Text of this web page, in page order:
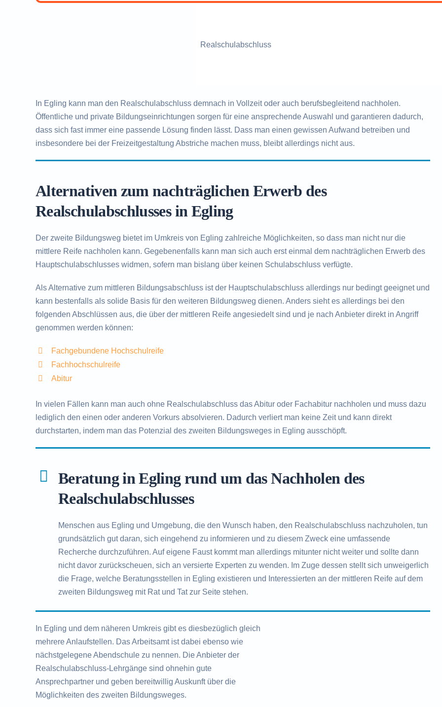
Realschulabschluss
In Egling kann man den Realschulabschluss demnach in Vollzeit oder auch berufsbegleitend nachholen.
Öffentliche und private Bildungseinrichtungen sorgen für eine ansprechende Auswahl und garantieren dadurch,
dass sich fast immer eine passende Lösung finden lässt. Dass man einen gewissen Aufwand betreiben und
insbesondere bei der Freizeitgestaltung Abstriche machen muss, bleibt allerdings nicht aus.
Alternativen zum nachträglichen Erwerb des
Realschulabschlusses in Egling
Der zweite Bildungsweg bietet im Umkreis von Egling zahlreiche Möglichkeiten, so dass man nicht nur die
mittlere Reife nachholen kann. Gegebenenfalls kann man sich auch erst einmal dem nachträglichen Erwerb des
Hauptschulabschlusses widmen, sofern man bislang über keinen Schulabschluss verfügte.
Als Alternative zum mittleren Bildungsabschluss ist der Hauptschulabschluss allerdings nur bedingt geeignet und
kann bestenfalls als solide Basis für den weiteren Bildungsweg dienen. Anders sieht es allerdings bei den
folgenden Abschlüssen aus, die über der mittleren Reife angesiedelt sind und je nach Anbieter direkt in Angriff
genommen werden können:
Fachgebundene Hochschulreife
Fachhochschulreife
Abitur
In vielen Fällen kann man auch ohne Realschulabschluss das Abitur oder Fachabitur nachholen und muss dazu
lediglich den einen oder anderen Vorkurs absolvieren. Dadurch verliert man keine Zeit und kann direkt
durchstarten, indem man das Potenzial des zweiten Bildungsweges in Egling ausschöpft.
Beratung in Egling rund um das Nachholen des
Realschulabschlusses
Menschen aus Egling und Umgebung, die den Wunsch haben, den Realschulabschluss nachzuholen, tun
grundsätzlich gut daran, sich eingehend zu informieren und zu diesem Zweck eine umfassende
Recherche durchzuführen. Auf eigene Faust kommt man allerdings mitunter nicht weiter und sollte dann
nicht davor zurückscheuen, sich an versierte Experten zu wenden. Im Zuge dessen stellt sich unweigerlich
die Frage, welche Beratungsstellen in Egling existieren und Interessierten an der mittleren Reife auf dem
zweiten Bildungsweg mit Rat und Tat zur Seite stehen.
In Egling und dem näheren Umkreis gibt es diesbezüglich gleich
mehrere Anlaufstellen. Das Arbeitsamt ist dabei ebenso wie
nächstgelegene Abendschule zu nennen. Die Anbieter der
Realschulabschluss-Lehrgänge sind ohnehin gute
Ansprechpartner und geben bereitwillig Auskunft über die
Möglichkeiten des zweiten Bildungsweges.